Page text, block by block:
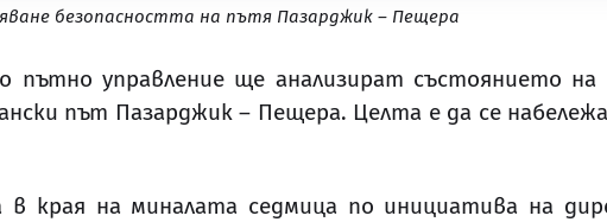
безопасността на пътя Пазарджик – Пещера
управление ще анализират състоянието на
път Пазарджик – Пещера. Целта е да се
края на миналата седмица по инициатива на